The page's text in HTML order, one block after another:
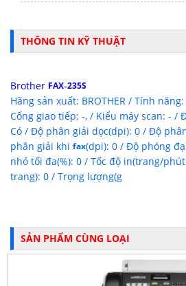
THÔNG TIN KỸ THUẬT
Brother FAX-235S
Hãng sản xuất: BROTHER / Tính
Cổng giao tiếp: -, / Kiểu máy scan: - /
Có / Độ phân giải dọc(dpi): 0 / Độ
phân giải khi fax(dpi): 0 / Độ phóng
nhỏ tối đa(%): 0 / Tốc độ in(trang/
trang): 0 / Trọng lượng(g
SẢN PHẨM CÙNG LOẠI